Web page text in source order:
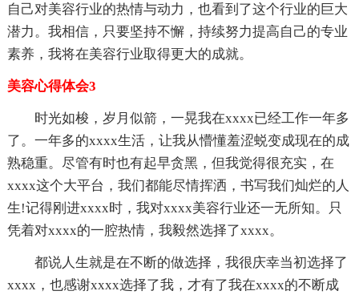
自己对美容行业的热情与动力，也看到了这个行业的巨大
潜力。我相信，只要坚持不懈，持续努力提高自己的专业
素养，我将在美容行业取得更大的成就。
美容心得体会3
时光如梭，岁月似箭，一晃我在xxxx已经工作一年多
了。一年多的xxxx生活，让我从懵懂羞涩蜕变成现在的成
熟稳重。尽管有时也有起早贪黑，但我觉得很充实，在
xxxx这个大平台，我们都能尽情挥洒，书写我们灿烂的人
生!记得刚进xxxx时，我对xxxx美容行业还一无所知。只
凭着对xxxx的一腔热情，我毅然选择了xxxx。
都说人生就是在不断的做选择，我很庆幸当初选择了
xxxx，也感谢xxxx选择了我，才有了我在xxxx的不断成